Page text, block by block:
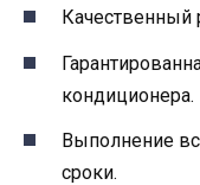
Качественный
кондиционера.
Выполнение
сроки.